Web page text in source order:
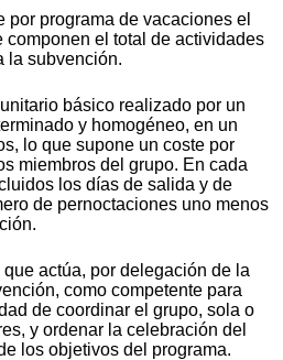
por programa de vacaciones el
componen el total de actividades
la subvención.
básico realizado por un
y homogéneo, en un
lo que supone un coste por
miembros del grupo. En cada
los días de salida y de
de pernoctaciones uno menos
actúa, por delegación de la
como competente para
de coordinar el grupo, sola o
y ordenar la celebración del
los objetivos del programa.